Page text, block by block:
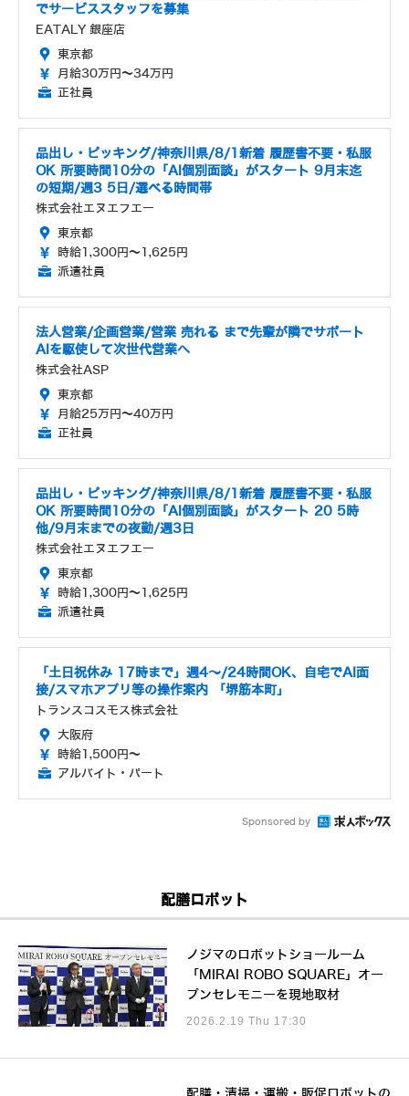
でサービススタッフを募集
EATALY 銀座店
東京都
月給30万円～34万円
正社員
品出し・ピッキング/神奈川県/8/1新着 履歴書不要・私服
OK 所要時間10分の「AI個別面談」がスタート 9月末迄
の短期/週3 5日/選べる時間帯
株式会社エヌエフエー
東京都
時給1,300円～1,625円
派遣社員
法人営業/企画営業/営業 売れる まで先輩が隣でサポート
AIを駆使して次世代営業へ
株式会社ASP
東京都
月給25万円～40万円
正社員
品出し・ピッキング/神奈川県/8/1新着 履歴書不要・私服
OK 所要時間10分の「AI個別面談」がスタート 20 5時
他/9月末までの夜勤/週3日
株式会社エヌエフエー
東京都
時給1,300円～1,625円
派遣社員
「土日祝休み 17時まで」週4～/24時間OK、自宅でAI面
接/スマホアプリ等の操作案内 「堺筋本町」
トランスコスモス株式会社
大阪府
時給1,500円～
アルバイト・パート
Sponsored by
配膳ロボット
ノジマのロボットショールーム
「MIRAI ROBO SQUARE」オー
プンセレモニーを現地取材
2026.2.19 Thu 17:30